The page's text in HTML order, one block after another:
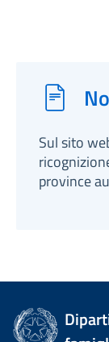
Sul sito
province